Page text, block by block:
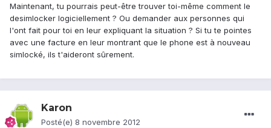
Maintenant, tu pourrais peut-être trouver toi-même comment le
desimlocker logiciellement ? Ou demander aux personnes qui
l'ont fait pour toi en leur expliquant la situation ? Si tu te pointes
avec une facture en leur montrant que le phone est à nouveau
simlocké, ils t'aideront sûrement.
Karon
Posté(e) 8 novembre 2012